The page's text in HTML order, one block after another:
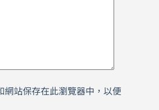
網站保存在此瀏覽器中，以便